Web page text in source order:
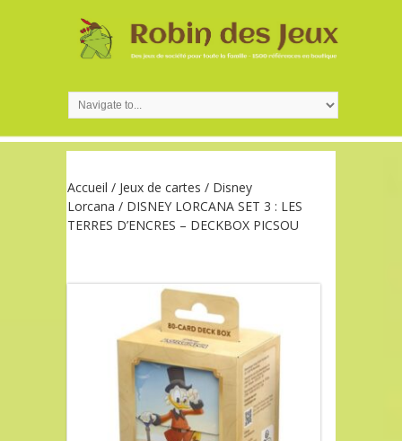
Accueil / Jeux de cartes / Disney
Lorcana / DISNEY LORCANA SET 3 : LES
TERRES D’ENCRES – DECKBOX PICSOU